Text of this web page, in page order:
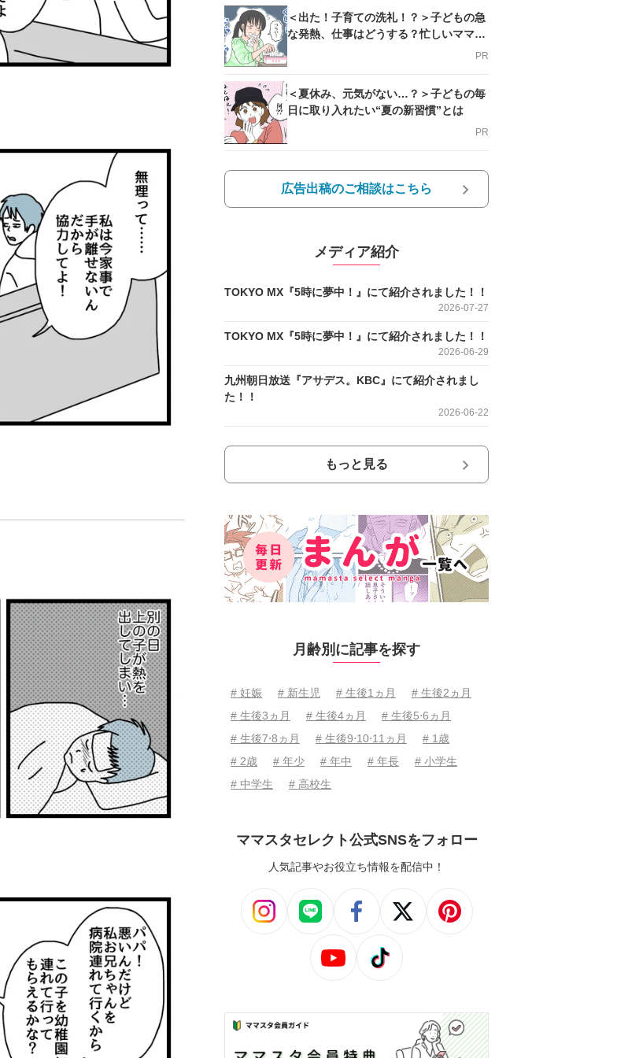
＜出た！子育ての洗礼！？＞子どもの急
な発熱、仕事はどうする？忙しいママを
PR
＜夏休み、元気がない…？＞子どもの毎
日に取り入れたい“夏の新習慣”とは
PR
広告出稿のご相談はこちら
メディア紹介
TOKYO MX『5時に夢中！』にて紹介されました！！
2026-07-27
TOKYO MX『5時に夢中！』にて紹介されました！！
2026-06-29
九州朝日放送『アサデス。KBC』にて紹介されまし
た！！
2026-06-22
もっと見る
月齢別に記事を探す
# 妊娠 # 新生児 # 生後1ヵ月
# 生後2ヵ月
# 生後3ヵ月
# 生後4ヵ月
# 生後5⋅6ヵ月
# 生後7⋅8ヵ月
# 生後9⋅10⋅11ヵ月
# 1歳
# 2歳
# 年少 # 年中 # 年長
# 小学生
# 中学生
# 高校生
ママスタセレクト公式SNSをフォロー
人気記事やお役立ち情報を配信中！